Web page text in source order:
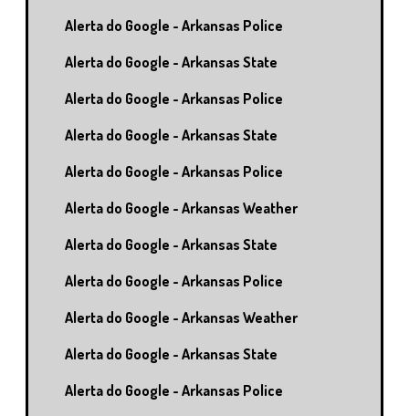
Alerta do Google - Arkansas Police
Alerta do Google - Arkansas State
Alerta do Google - Arkansas Police
Alerta do Google - Arkansas State
Alerta do Google - Arkansas Police
Alerta do Google - Arkansas Weather
Alerta do Google - Arkansas State
Alerta do Google - Arkansas Police
Alerta do Google - Arkansas Weather
Alerta do Google - Arkansas State
Alerta do Google - Arkansas Police